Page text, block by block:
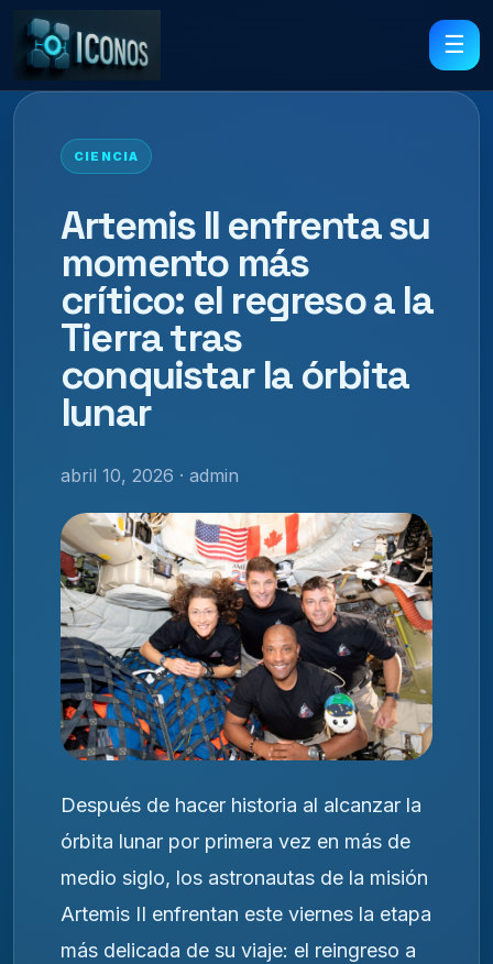
☰
CIENCIA
Artemis II enfrenta su
momento más
crítico: el regreso a la
Tierra tras
conquistar la órbita
lunar
abril 10, 2026 · admin
Después de hacer historia al alcanzar la
órbita lunar por primera vez en más de
medio siglo, los astronautas de la misión
Artemis II enfrentan este viernes la etapa
más delicada de su viaje: el reingreso a